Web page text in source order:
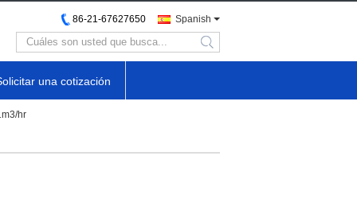
Spanish
86-21-67627650
search
una cotización
hr